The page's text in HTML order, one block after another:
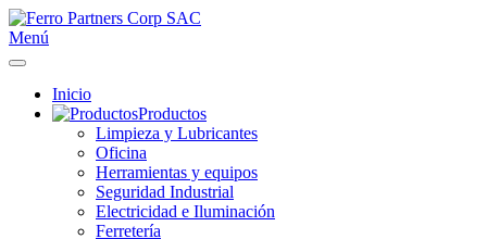
Menú
Inicio
Productos
Limpieza y Lubricantes
Oficina
Herramientas y equipos
Seguridad Industrial
Electricidad e Iluminación
Ferretería